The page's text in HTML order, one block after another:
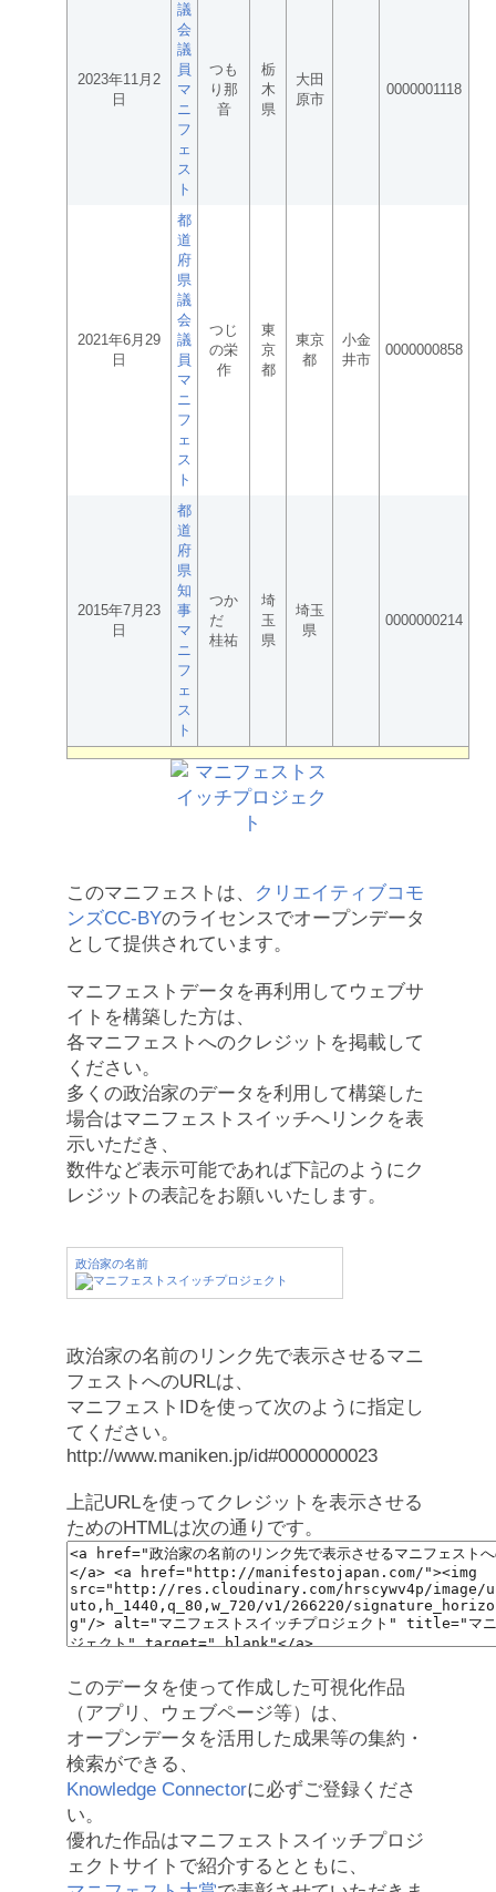
2023年11月2
日
議
会
議
員
マ
ニ
フ
ェ
ス
ト
つも
り那
音
栃
木
県
大田
原市
0000001118
2021年6月29
日
都
道
府
県
議
会
議
員
マ
ニ
フ
ェ
ス
ト
つじ
の栄
作
東
京
都
東京
都
小金
井市
0000000858
2015年7月23
日
都
道
府
県
知
事
マ
ニ
フ
ェ
ス
ト
つか
だ
桂祐
埼
玉
県
埼玉
県
0000000214
このマニフェストは、
クリエイティブコモ
ンズCC-BYのライセンスでオープンデータ
として提供されています。
マニフェストデータを再利用してウェブサ
イトを構築した方は、
各マニフェストへのクレジットを掲載して
ください。
多くの政治家のデータを利用して構築した
場合はマニフェストスイッチへリンクを表
示いただき、
数件など表示可能であれば下記のようにク
レジットの表記をお願いいたします。
政治家の名前
政治家の名前のリンク先で表示させるマニ
フェストへのURLは、
マニフェストIDを使って次のように指定し
てください。
http://www.maniken.jp/id#0000000023
上記URLを使ってクレジットを表示させる
ためのHTMLは次の通りです。
このデータを使って作成した可視化作品
（アプリ、ウェブページ等）は、
オープンデータを活用した成果等の集約・
検索ができる、
Knowledge Connectorに必ずご登録くださ
い。
優れた作品はマニフェストスイッチプロジ
ェクトサイトで紹介するとともに、